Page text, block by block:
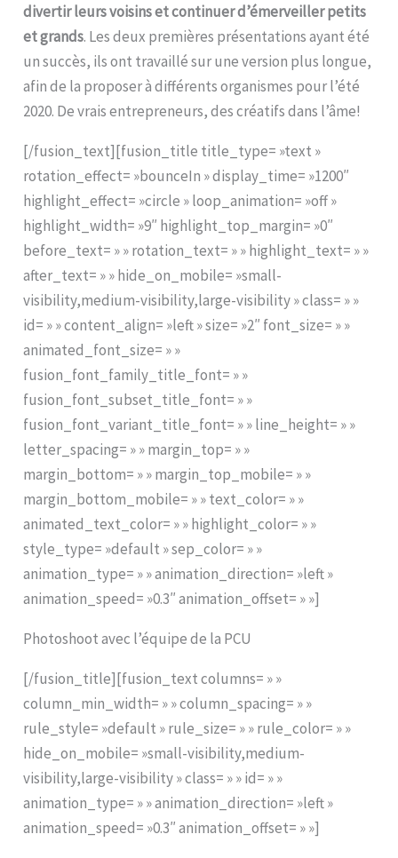
divertir leurs voisins et continuer d’émerveiller petits
et grands. Les deux premières présentations ayant été
un succès, ils ont travaillé sur une version plus longue,
afin de la proposer à différents organismes pour l’été
2020. De vrais entrepreneurs, des créatifs dans l’âme!
[/fusion_text][fusion_title title_type= »text »
rotation_effect= »bounceIn » display_time= »1200″
highlight_effect= »circle » loop_animation= »off »
highlight_width= »9″ highlight_top_margin= »0″
before_text= » » rotation_text= » » highlight_text= » »
after_text= » » hide_on_mobile= »small-
visibility,medium-visibility,large-visibility » class= » »
id= » » content_align= »left » size= »2″ font_size= » »
animated_font_size= » »
fusion_font_family_title_font= » »
fusion_font_subset_title_font= » »
fusion_font_variant_title_font= » » line_height= » »
letter_spacing= » » margin_top= » »
margin_bottom= » » margin_top_mobile= » »
margin_bottom_mobile= » » text_color= » »
animated_text_color= » » highlight_color= » »
style_type= »default » sep_color= » »
animation_type= » » animation_direction= »left »
animation_speed= »0.3″ animation_offset= » »]
Photoshoot avec l’équipe de la PCU
[/fusion_title][fusion_text columns= » »
column_min_width= » » column_spacing= » »
rule_style= »default » rule_size= » » rule_color= » »
hide_on_mobile= »small-visibility,medium-
visibility,large-visibility » class= » » id= » »
animation_type= » » animation_direction= »left »
animation_speed= »0.3″ animation_offset= » »]